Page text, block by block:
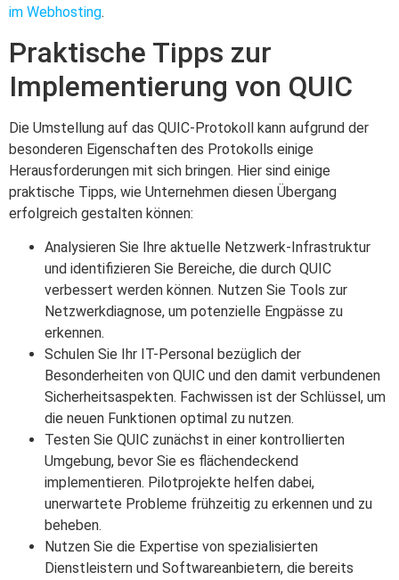
im Webhosting.
Praktische Tipps zur
Implementierung von QUIC
Die Umstellung auf das QUIC-Protokoll kann aufgrund der
besonderen Eigenschaften des Protokolls einige
Herausforderungen mit sich bringen. Hier sind einige
praktische Tipps, wie Unternehmen diesen Übergang
erfolgreich gestalten können:
Analysieren Sie Ihre aktuelle Netzwerk-Infrastruktur
und identifizieren Sie Bereiche, die durch QUIC
verbessert werden können. Nutzen Sie Tools zur
Netzwerkdiagnose, um potenzielle Engpässe zu
erkennen.
Schulen Sie Ihr IT-Personal bezüglich der
Besonderheiten von QUIC und den damit verbundenen
Sicherheitsaspekten. Fachwissen ist der Schlüssel, um
die neuen Funktionen optimal zu nutzen.
Testen Sie QUIC zunächst in einer kontrollierten
Umgebung, bevor Sie es flächendeckend
implementieren. Pilotprojekte helfen dabei,
unerwartete Probleme frühzeitig zu erkennen und zu
beheben.
Nutzen Sie die Expertise von spezialisierten
Dienstleistern und Softwareanbietern, die bereits